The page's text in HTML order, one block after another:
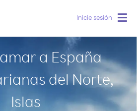
Inicie sesión
a España
del Norte,
Islas